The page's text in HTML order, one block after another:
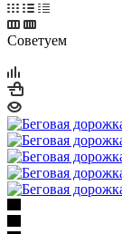
Советуем